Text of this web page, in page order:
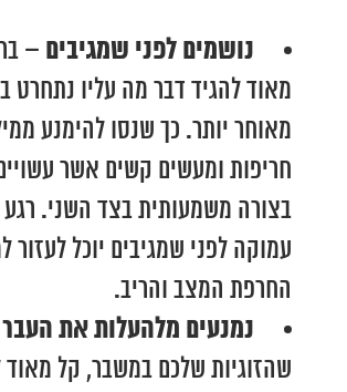
נושמים לפני שמגיבים –
מאוד להגיד דבר מה עליו נתחרט
מאוחר יותר. כך שנסו להימנע
חריפות ומעשים קשים אשר
בצורה משמעותית בצד השני.
עמוקה לפני שמגיבים יוכל לעזור
החרפת המצב והריב.
נמנעים מלהעלות את
שהזוגיות שלכם במשבר, קל מאוד